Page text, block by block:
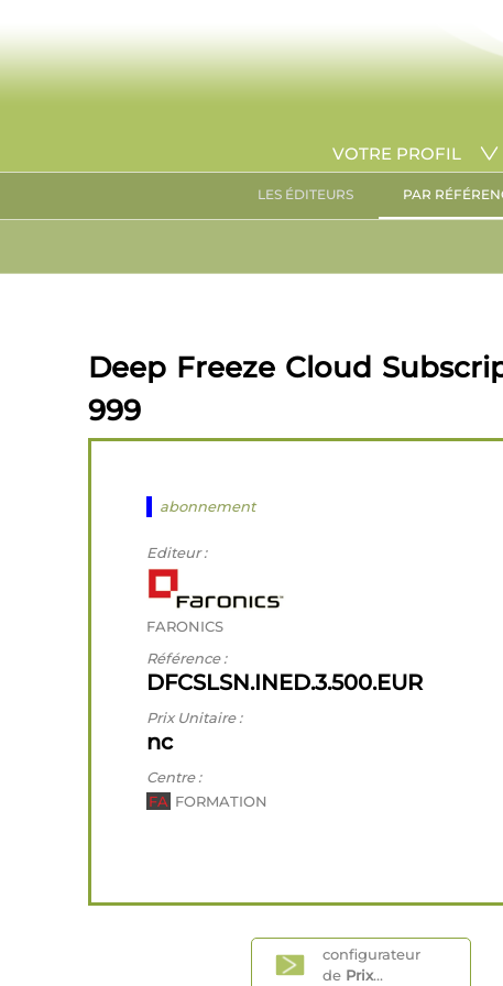
VOTRE PROFIL
LES ÉDITEURS PAR
Deep Freeze Cloud
999
abonnement
Editeur :
FARONICS
Référence :
DFCSLSN.INED.3.500.EUR
Prix Unitaire :
nc
Centre :
FA FORMATION
configurateur
de Prix...